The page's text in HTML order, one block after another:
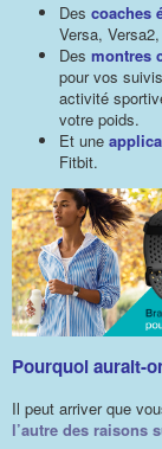
Des coaches
Versa,
Des montres
pour vos
activité
votre poids.
Et une
Fitbit.
Pourquoi aurait-
Il peut arriver que
l’autre des raisons